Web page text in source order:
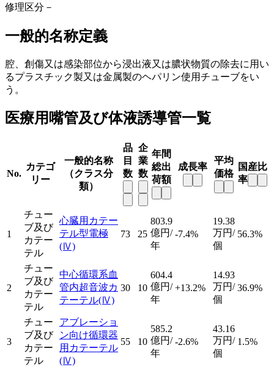
修理区分 －
一般的名称定義
腔、創傷又は感染部位から浸出液又は膿状物質の除去に用い
るプラスチック製又は金属製のヘパリン使用チューブをい
う。
医療用嘴管及び体液誘導管一覧
No.
カテゴ
リー
一般的名称
（クラス分
類）
品
目
数
企
業
数
年間
総出
荷額
成長率
平均
価格
国産比
率
1
チュー
ブ及び
カテー
テル
心臓用カテー
テル型電極
(Ⅳ)
73 25
803.9
億円/
年
-7.4%
19.38
万円/
個
56.3%
2
チュー
ブ及び
カテー
テル
中心循環系血
管内超音波カ
テーテル(Ⅳ)
30 10
604.4
億円/
年
+13.2%
14.93
万円/
個
36.9%
3
チュー
ブ及び
カテー
テル
アブレーショ
ン向け循環器
用カテーテル
(Ⅳ)
55 10
585.2
億円/
年
-2.6%
43.16
万円/
個
1.5%